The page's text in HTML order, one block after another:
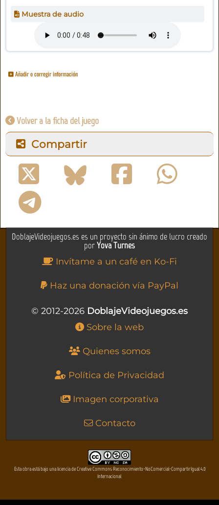
Muestra de audio
Añadir o corregir información
Volver a la ficha del juego
Compartir
DoblajeVideojuegos.es es un proyecto sin ánimo de lucro creado
porYova Turnes
Invítame a un café en Ko-Fi
Haz una donación vía PayPal
© 2012-2026 DoblajeVideojuegos.es
Sobre la web
Quienes somos
Política de Privacidad
Imagen corporativa
Contacto
Esta obra está bajo una licencia de Creative Commons Reconocimiento-NoComercial-CompartirIgual 4.0
Internacional